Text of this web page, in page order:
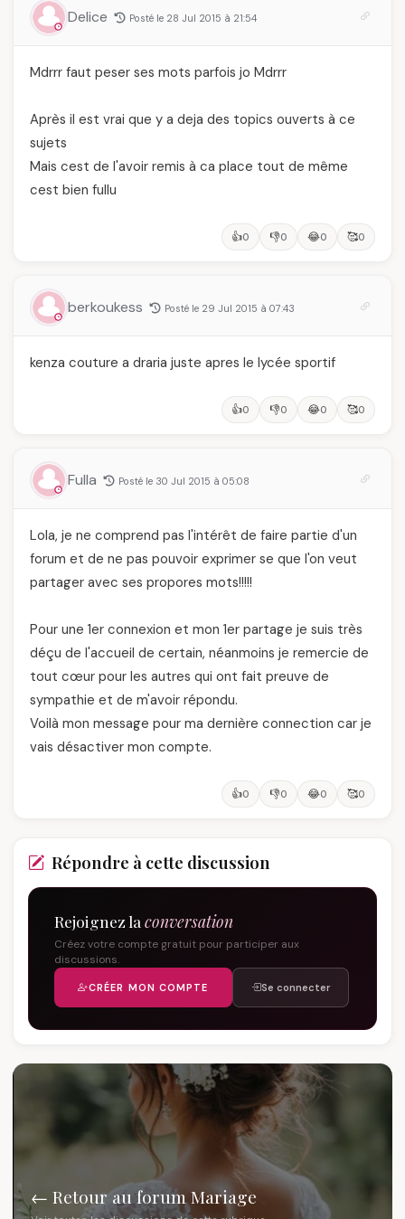
Delice Posté le 28 Jul 2015 à 21:54
Mdrrr faut peser ses mots parfois jo Mdrrr
Après il est vrai que y a deja des topics ouverts à ce
sujets
Mais cest de l'avoir remis à ca place tout de même
cest bien fullu
👍0 👎0 😂0 🥰0
berkoukess Posté le 29 Jul 2015 à 07:43
kenza couture a draria juste apres le lycée sportif
👍0 👎0 😂0 🥰0
Fulla Posté le 30 Jul 2015 à 05:08
Lola, je ne comprend pas l'intérêt de faire partie d'un
forum et de ne pas pouvoir exprimer se que l'on veut
partager avec ses propores mots!!!!!
Pour une 1er connexion et mon 1er partage je suis très
déçu de l'accueil de certain, néanmoins je remercie de
tout cœur pour les autres qui ont fait preuve de
sympathie et de m'avoir répondu.
Voilà mon message pour ma dernière connection car je
vais désactiver mon compte.
👍0 👎0 😂0 🥰0
Répondre à cette discussion
Rejoignez la conversation
Créez votre compte gratuit pour participer aux
discussions.
CRÉER MON COMPTE Se connecter
← Retour au forum Mariage